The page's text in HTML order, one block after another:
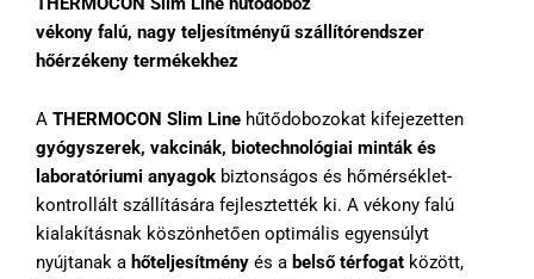
mennyiség
vékony falú, nagy teljesítményű szállítórendszer
hőérzékeny termékekhez
A THERMOCON Slim Line hűtődobozokat kifejezetten
gyógyszerek, vakcinák, biotechnológiai minták és
laboratóriumi anyagok biztonságos és hőmérséklet-
kontrollált szállítására fejlesztették ki. A vékony falú
kialakításnak köszönhetően optimális egyensúlyt
nyújtanak a hőteljesítmény és a belső térfogat között,